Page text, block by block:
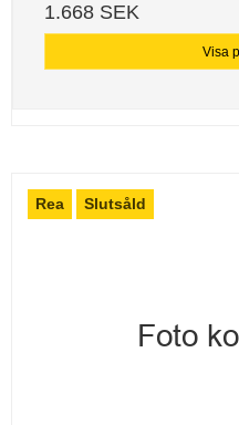
1.668 SEK
Visa
Rea Slutsåld